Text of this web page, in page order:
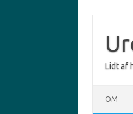
content
Lidt af
OM